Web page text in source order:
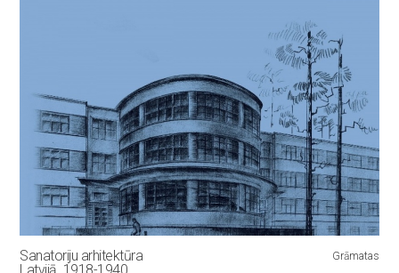
Sanatoriju arhitektūra
Grāmatas